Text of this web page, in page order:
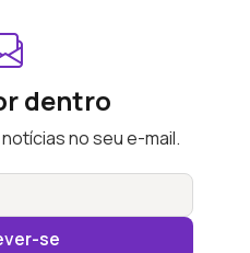
dentro
no seu e-mail.
se